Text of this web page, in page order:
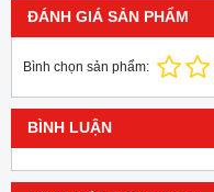
ĐÁNH GIÁ SẢN PHẨM
Bình chọn sản phẩm:
BÌNH LUẬN